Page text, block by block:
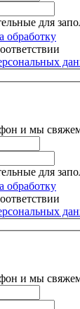
для
обработку
и мы
для
обработку
и мы